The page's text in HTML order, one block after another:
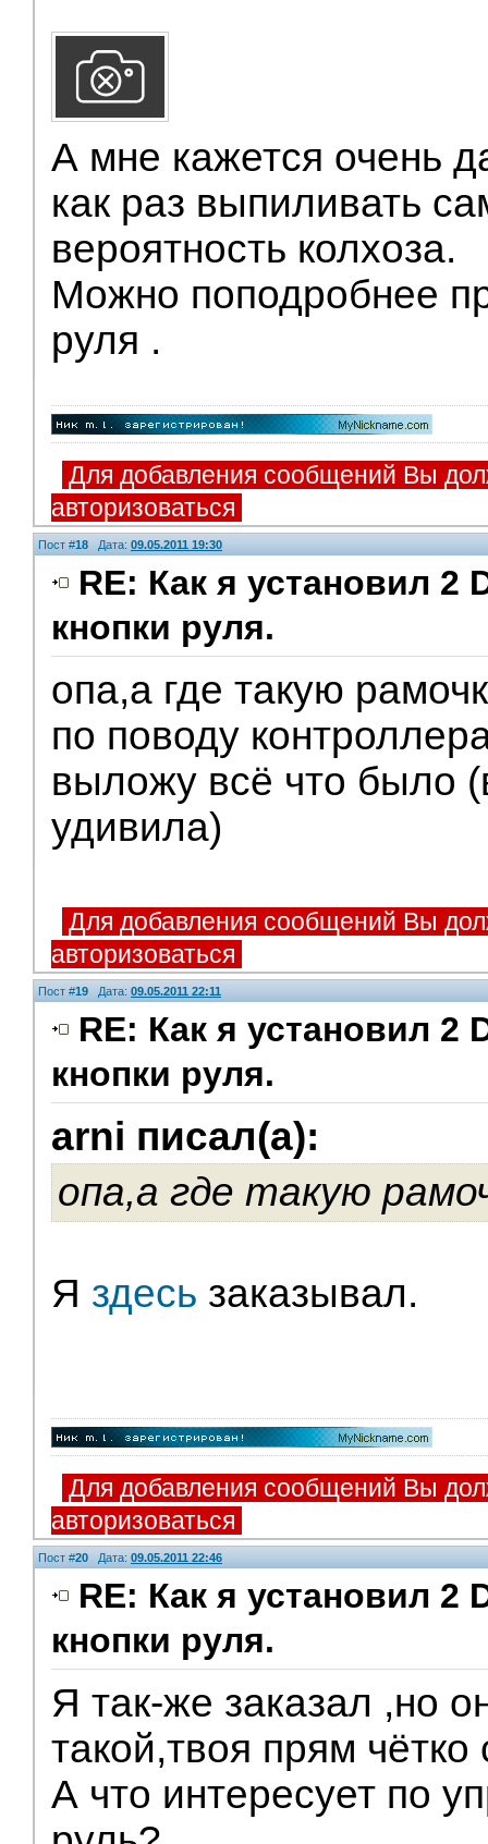
А мне кажется очень
как раз выпиливать
вероятность колхоза.
Можно поподробнее
руля .
Для добавления сообщений Вы
авторизоваться
Пост #18 Дата: 09.05.2011 19:30
RE: Как я установил 2
кнопки руля.
опа,а где такую
по поводу
выложу всё что было
удивила)
Для добавления сообщений Вы
авторизоваться
Пост #19 Дата: 09.05.2011 22:11
RE: Как я установил 2
кнопки руля.
arni писал(а):
опа,а где такую
Я здесь заказывал.
Для добавления сообщений Вы
авторизоваться
Пост #20 Дата: 09.05.2011 22:46
RE: Как я установил 2
кнопки руля.
Я так-же заказал ,но
такой,твоя прям чётко
А что интересует по